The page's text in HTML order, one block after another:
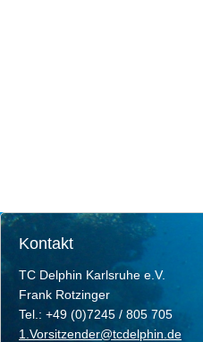
Kontakt
TC Delphin Karlsruhe e.V.
Frank Rotzinger
Tel.: +49 (0)7245 / 805 705
1.Vorsitzender@tcdelphin.de